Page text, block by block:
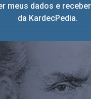
meus dados e
da KardecPedia.